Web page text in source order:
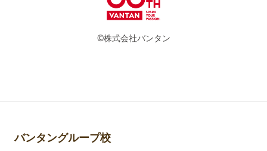
©株式会社バンタン
バンタングループ校